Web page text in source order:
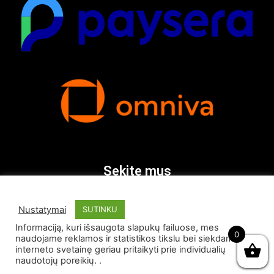
Sekite mus
© Visos teisės saugomos 2026
Nustatymai SUTINKU
Informaciją, kuri išsaugota slapukų failuose, mes
naudojame reklamos ir statistikos tikslu bei siekdami
interneto svetainę geriau pritaikyti prie individualių
naudotojų poreikių. .
0